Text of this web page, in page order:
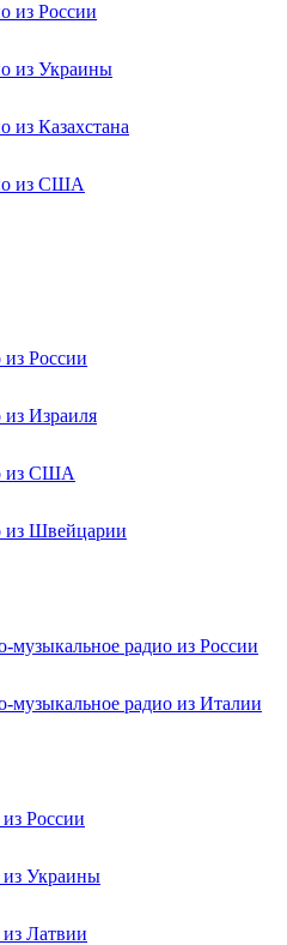
из России
из Украины
из Казахстана
из США
России
Израиля
из США
из Швейцарии
музыкальное радио из России
музыкальное радио из Италии
России
из Украины
Латвии